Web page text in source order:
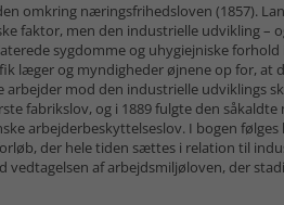
omkring næringsfrihedsloven (1857).
faktor, men den industrielle udvikling –
sygdomme og uhygiejniske
læger og myndigheder øjnene op for, at
mod den industrielle udviklings
fabrikslov, og i 1889 fulgte den
arbejderbeskyttelseslov. I bogen følges
der hele tiden sættes i relation til
vedtagelsen af arbejdsmiljøloven, der